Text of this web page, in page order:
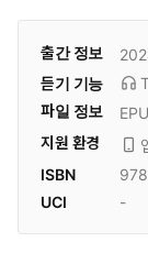
출간 정보
듣기 기능
파일 정보
지원 환경
ISBN
UCI
-